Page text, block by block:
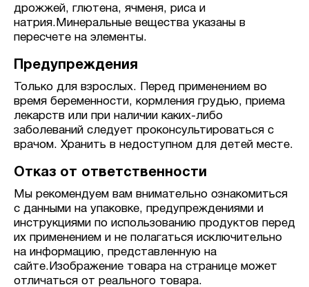
дрожжей, глютена, ячменя, риса и
натрия.Минеральные вещества указаны в
пересчете на элементы.
Предупреждения
Только для взрослых. Перед применением во
время беременности, кормления грудью, приема
лекарств или при наличии каких-либо
заболеваний следует проконсультироваться с
врачом. Хранить в недоступном для детей месте.
Отказ от ответственности
Мы рекомендуем вам внимательно ознакомиться
с данными на упаковке, предупреждениями и
инструкциями по использованию продуктов перед
их применением и не полагаться исключительно
на информацию, представленную на
сайте.Изображение товара на странице может
отличаться от реального товара.